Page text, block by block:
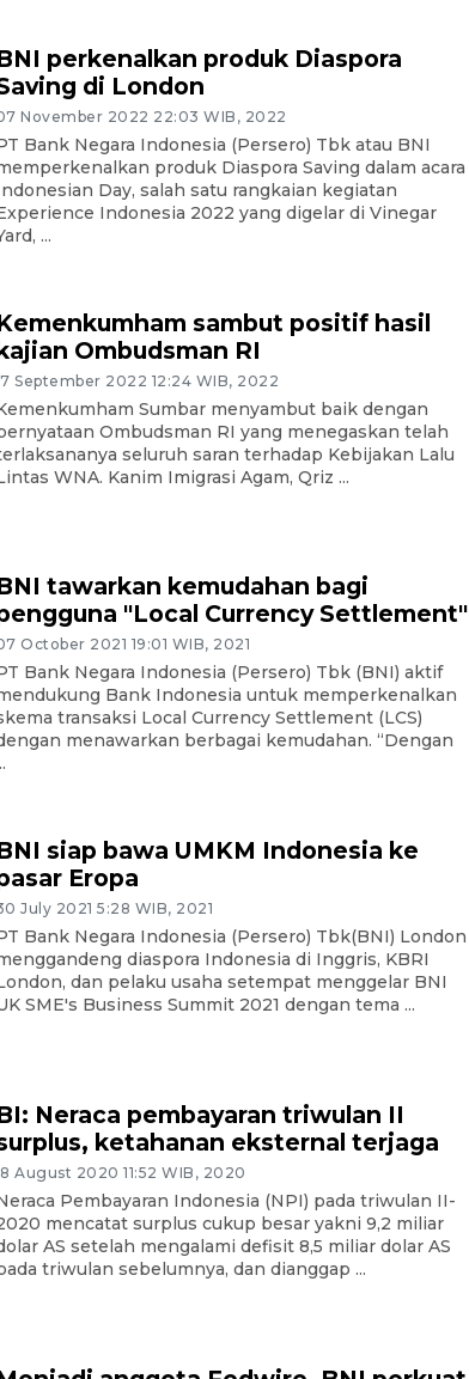
perkenalkan produk Diaspora
di London
November 2022 22:03 WIB, 2022
Bank Negara Indonesia (Persero) Tbk atau BNI
produk Diaspora Saving dalam acara
Day, salah satu rangkaian kegiatan
Indonesia 2022 yang digelar di Vinegar
...
sambut positif hasil
Ombudsman RI
September 2022 12:24 WIB, 2022
Sumbar menyambut baik dengan
Ombudsman RI yang menegaskan telah
seluruh saran terhadap Kebijakan Lalu
WNA. Kanim Imigrasi Agam, Qriz ...
tawarkan kemudahan bagi
"Local Currency Settlement"
October 2021 19:01 WIB, 2021
Bank Negara Indonesia (Persero) Tbk (BNI) aktif
Bank Indonesia untuk memperkenalkan
transaksi Local Currency Settlement (LCS)
menawarkan berbagai kemudahan. “Dengan
siap bawa UMKM Indonesia ke
Eropa
July 2021 5:28 WIB, 2021
Bank Negara Indonesia (Persero) Tbk(BNI) London
diaspora Indonesia di Inggris, KBRI
dan pelaku usaha setempat menggelar BNI
SME's Business Summit 2021 dengan tema ...
Neraca pembayaran triwulan II
ketahanan eksternal terjaga
August 2020 11:52 WIB, 2020
Pembayaran Indonesia (NPI) pada triwulan II-
mencatat surplus cukup besar yakni 9,2 miliar
AS setelah mengalami defisit 8,5 miliar dolar AS
triwulan sebelumnya, dan dianggap ...